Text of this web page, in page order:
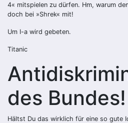
4« mitspielen zu dürfen. Hm, warum
doch bei »Shrek« mit!
Um I-a wird gebeten.
Titanic
des Bundes!
Hältst Du das wirklich für eine so gute